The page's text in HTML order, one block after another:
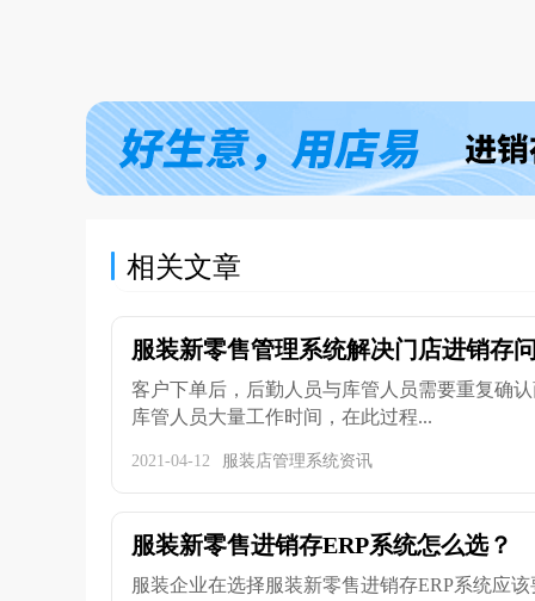
相关文章
服装新零售管理系统解决门店进销存
客户下单后，后勤人员与库管人员需要重复确
库管人员大量工作时间，在此过程...
2021-04-12 服装店管理系统资讯
服装新零售进销存ERP系统怎么选？
服装企业在选择服装新零售进销存ERP系统应